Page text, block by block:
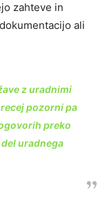
zahteve in
ali
z uradnimi
pozorni pa
preko
uradnega